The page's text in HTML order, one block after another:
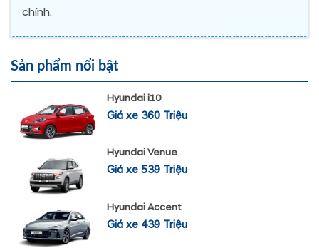
chính.
Sản phẩm nổi bật
Hyundai i10
Giá xe 360 Triệu
Hyundai Venue
Giá xe 539 Triệu
Hyundai Accent
Giá xe 439 Triệu